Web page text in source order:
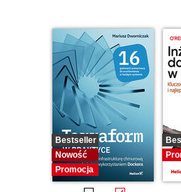
Bestseller
Nowość
Promocja